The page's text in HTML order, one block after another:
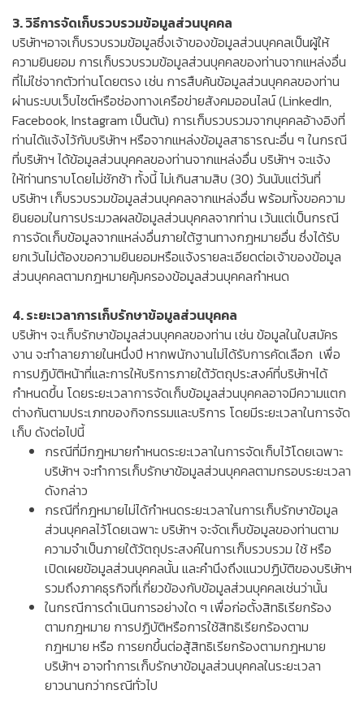
3. วิธีการจัดเก็บรวบรวมข้อมูลส่วนบุคคล
บริษัทฯอาจเก็บรวบรวมข้อมูลซึ่งเจ้าของข้อมูลส่วนบุคคลเป็นผู้ให้
ความยินยอม การเก็บรวบรวมข้อมูลส่วนบุคคลของท่านจากแหล่งอื่น
ที่ไม่ใช่จากตัวท่านโดยตรง เช่น การสืบค้นข้อมูลส่วนบุคคลของท่าน
ผ่านระบบเว็บไซต์หรือช่องทางเครือข่ายสังคมออนไลน์ (LinkedIn,
Facebook, Instagram เป็นต้น) การเก็บรวบรวมจากบุคคลอ้างอิงที่
ท่านได้แจ้งไว้กับบริษัทฯ หรือจากแหล่งข้อมูลสาธารณะอื่น ๆ ในกรณี
ที่บริษัทฯ ได้ข้อมูลส่วนบุคคลของท่านจากแหล่งอื่น บริษัทฯ จะแจ้ง
ให้ท่านทราบโดยไม่ชักช้า ทั้งนี้ ไม่เกินสามสิบ (30) วันนับแต่วันที่
บริษัทฯ เก็บรวบรวมข้อมูลส่วนบุคคลจากแหล่งอื่น พร้อมทั้งขอความ
ยินยอมในการประมวลผลข้อมูลส่วนบุคคลจากท่าน เว้นแต่เป็นกรณี
การจัดเก็บข้อมูลจากแหล่งอื่นภายใต้ฐานทางกฎหมายอื่น ซึ่งได้รับ
ยกเว้นไม่ต้องขอความยินยอมหรือแจ้งรายละเอียดต่อเจ้าของข้อมูล
ส่วนบุคคลตามกฎหมายคุ้มครองข้อมูลส่วนบุคคลกำหนด
4. ระยะเวลาการเก็บรักษาข้อมูลส่วนบุคคล
บริษัทฯ จะเก็บรักษาข้อมูลส่วนบุคคลของท่าน เช่น ข้อมูลในใบสมัคร
งาน จะทำลายภายในหนึ่งปี หากพนักงานไม่ได้รับการคัดเลือก เพื่อ
การปฏิบัติหน้าที่และการให้บริการภายใต้วัตถุประสงค์ที่บริษัทฯได้
กำหนดขึ้น โดยระยะเวลาการจัดเก็บข้อมูลส่วนบุคคลอาจมีความแตก
ต่างกันตามประเภทของกิจกรรมและบริการ โดยมีระยะเวลาในการจัด
เก็บ ดังต่อไปนี้
กรณีที่มีกฎหมายกำหนดระยะเวลาในการจัดเก็บไว้โดยเฉพาะ
บริษัทฯ จะทำการเก็บรักษาข้อมูลส่วนบุคคลตามกรอบระยะเวลา
ดังกล่าว
กรณีที่กฎหมายไม่ได้กำหนดระยะเวลาในการเก็บรักษาข้อมูล
ส่วนบุคคลไว้โดยเฉพาะ บริษัทฯ จะจัดเก็บข้อมูลของท่านตาม
ความจำเป็นภายใต้วัตถุประสงค์ในการเก็บรวบรวม ใช้ หรือ
เปิดเผยข้อมูลส่วนบุคคลนั้น และคำนึงถึงแนวปฏิบัติของบริษัทฯ
รวมถึงภาคธุรกิจที่เกี่ยวข้องกับข้อมูลส่วนบุคคลเช่นว่านั้น
ในกรณีการดำเนินการอย่างใด ๆ เพื่อก่อตั้งสิทธิเรียกร้อง
ตามกฎหมาย การปฏิบัติหรือการใช้สิทธิเรียกร้องตาม
กฎหมาย หรือ การยกขึ้นต่อสู้สิทธิเรียกร้องตามกฎหมาย
บริษัทฯ อาจทำการเก็บรักษาข้อมูลส่วนบุคคลในระยะเวลา
ยาวนานกว่ากรณีทั่วไป